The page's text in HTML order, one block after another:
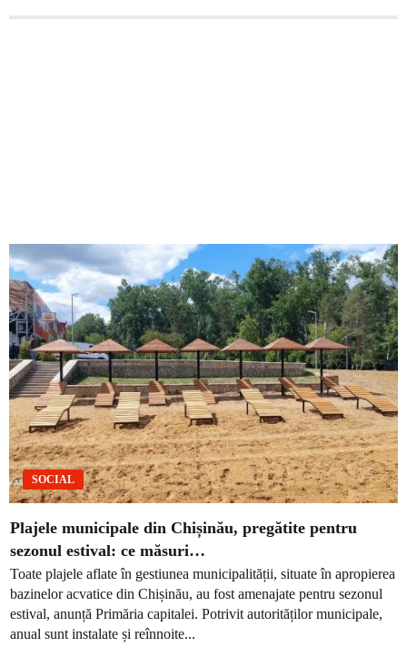
SOCIAL
Plajele municipale din Chișinău, pregătite pentru
sezonul estival: ce măsuri…
Toate plajele aflate în gestiunea municipalității, situate în apropierea
bazinelor acvatice din Chișinău, au fost amenajate pentru sezonul
estival, anunță Primăria capitalei. Potrivit autorităților municipale,
anual sunt instalate și reînnoite...